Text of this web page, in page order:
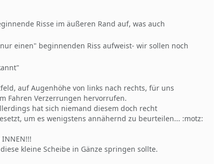
Risse im äußeren Rand auf, was auch
einen" beginnenden Riss aufweist- wir sollen noch
auf Augenhöhe von links nach rechts, für uns
Fahren Verzerrungen hervorrufen.
hat sich niemand diesem doch recht
um es wenigstens annähernd zu beurteilen... :motz:
kleine Scheibe in Gänze springen sollte.